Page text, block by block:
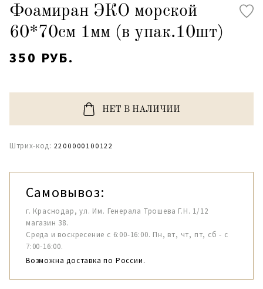
Фоамиран ЭКО морской
60*70см 1мм (в упак.10шт)
350 РУБ.
НЕТ В НАЛИЧИИ
Штрих-код: 2200000100122
Самовывоз:
г. Краснодар, ул. Им. Генерала Трошева Г.Н. 1/12
магазин 38.
Среда и воскресение с 6:00-16:00. Пн, вт, чт, пт, сб - с
7:00-16:00.
Возможна доставка по России.